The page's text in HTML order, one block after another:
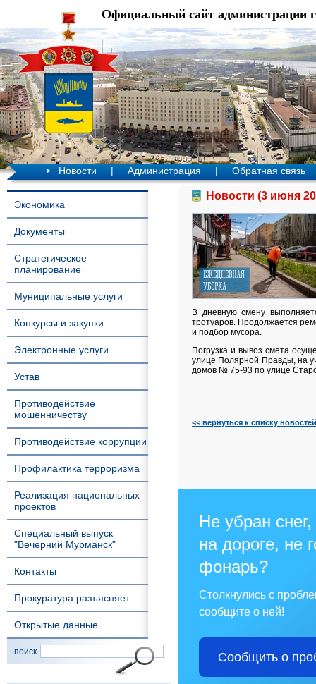
Официальный сайт администрации
Новости | Администрация | Обратная связь
Экономика
Документы
Стратегическое
планирование
Муниципальные услуги
Конкурсы и закупки
Электронные услуги
Устав
Противодействие
мошенничеству
Противодействие коррупции
Профилактика терроризма
Реализация национальных
проектов
Специальный выпуск
"Вечерний Мурманск"
Контакты
Прокуратура разъясняет
Открытые данные
поиск
Новости (3 июня
В дневную смену
тротуаров. Продолжается
и подбор мусора.
Погрузка и вывоз смета
улице Полярной Правды, на
домов № 75-93 по улице
<< вернуться к списку новостей
Не убран
на дороге, не
фонарь?
Столкнулись с
сообщите о ней!
Сообщить о